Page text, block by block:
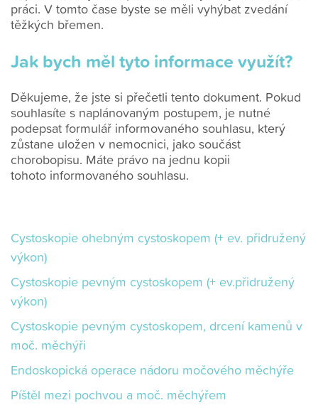
práci. V tomto čase byste se měli vyhýbat zvedání
těžkých břemen.
Jak bych měl tyto informace využít?
Děkujeme, že jste si přečetli tento dokument. Pokud
souhlasíte s naplánovaným postupem, je nutné
podepsat formulář informovaného souhlasu, který
zůstane uložen v nemocnici, jako součást
chorobopisu. Máte právo na jednu kopii
tohoto informovaného souhlasu.
Cystoskopie ohebným cystoskopem (+ ev. přidružený
výkon)
Cystoskopie pevným cystoskopem (+ ev.přidružený
výkon)
Cystoskopie pevným cystoskopem, drcení kamenů v
moč. měchýři
Endoskopická operace nádoru močového měchýře
Píštěl mezi pochvou a moč. měchýřem